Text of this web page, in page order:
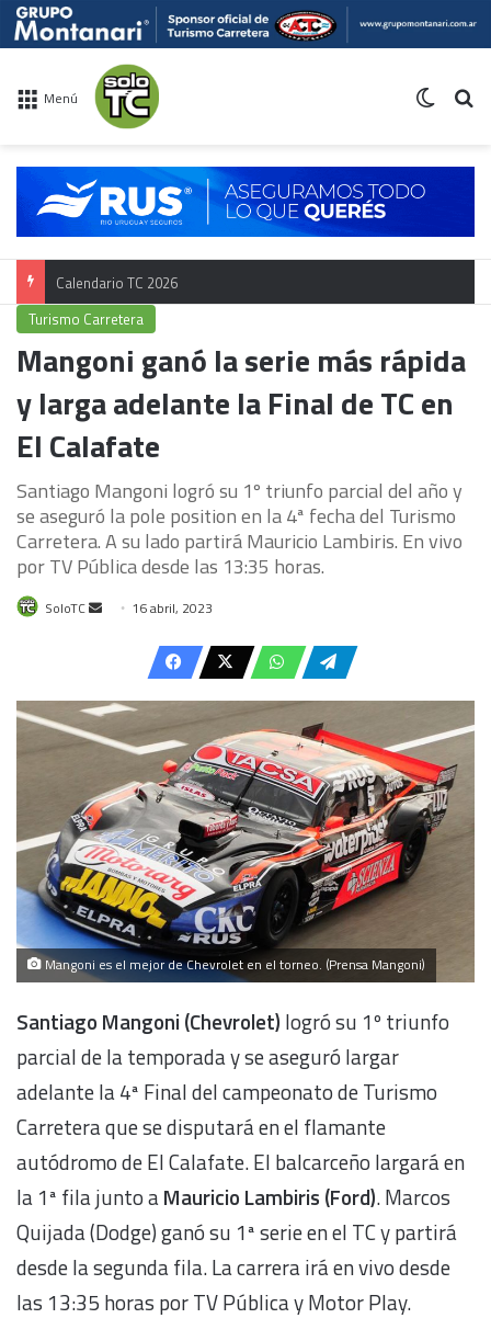
Menú
Calendario TC 2026
Turismo Carretera
Mangoni ganó la serie más rápida
y larga adelante la Final de TC en
El Calafate
Santiago Mangoni logró su 1º triunfo parcial del año y
se aseguró la pole position en la 4ª fecha del Turismo
Carretera. A su lado partirá Mauricio Lambiris. En vivo
por TV Pública desde las 13:35 horas.
SoloTC
Send 16 abril, 2023
Mangoni es el mejor de Chevrolet en el torneo. (Prensa Mangoni)
Santiago Mangoni (Chevrolet) logró su 1º triunfo
parcial de la temporada y se aseguró largar
adelante la 4ª Final del campeonato de Turismo
Carretera que se disputará en el flamante
autódromo de El Calafate. El balcarceño largará en
la 1ª fila junto aMauricio Lambiris (Ford). Marcos
Quijada (Dodge) ganó su 1ª serie en el TC y partirá
desde la segunda fila. La carrera irá en vivo desde
las 13:35 horas por TV Pública y Motor Play.